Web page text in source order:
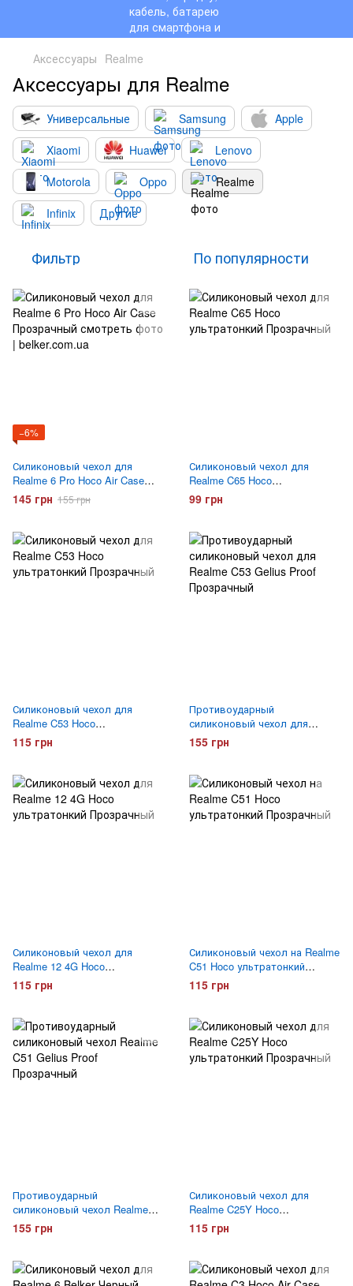
Аксессуары Realme
Аксессуары для Realme
Универсальные Samsung
Apple
Xiaomi
Huawei
Lenovo
Motorola
Oppo
Realme
Infinix
Другие
Фильтр По популярности
−6%
Силиконовый чехол для
Realme 6 Pro Hoco Air Case
прозрачный
145 грн 155 грн
Силиконовый чехол для
Realme C65 Hoco
ультратонкий Прозрачный
99 грн
Силиконовый чехол для
Realme C53 Hoco
ультратонкий Прозрачный
115 грн
Противоударный
силиконовый чехол для
Realme C53 Gelius Proof
Прозрачный
155 грн
Силиконовый чехол для
Realme 12 4G Hoco
ультратонкий Прозрачный
115 грн
Силиконовый чехол на Realme
C51 Hoco ультратонкий
Прозрачный
115 грн
Противоударный
силиконовый чехол Realme
C51 Gelius Proof Прозрачный
155 грн
Силиконовый чехол для
Realme C25Y Hoco
ультратонкий Прозрачный
115 грн